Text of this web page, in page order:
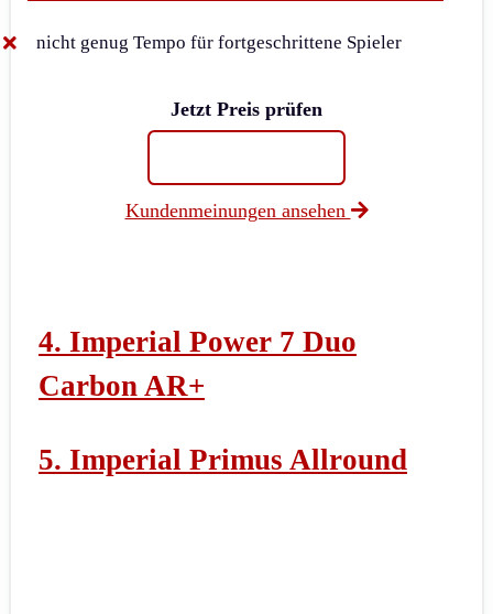
nicht genug Tempo für fortgeschrittene Spieler
Jetzt Preis prüfen
Kundenmeinungen ansehen
4. Imperial Power 7 Duo
Carbon AR+
5. Imperial Primus Allround